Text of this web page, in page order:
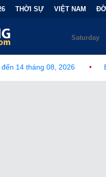
THỜI SỰ VIỆT NAM
• Bi kịch "6 lần chọn